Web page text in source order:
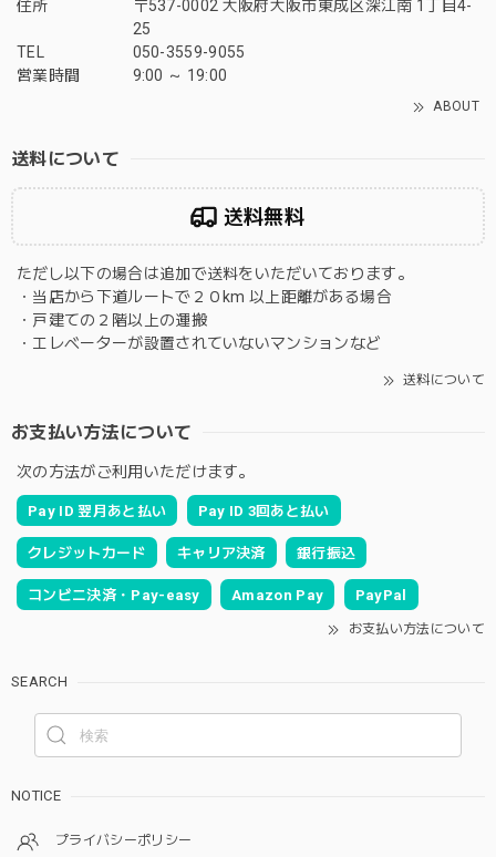
住所
〒537-0002 大阪府大阪市東成区深江南 1丁目4-
25
TEL
050-3559-9055
営業時間
9:00 ～ 19:00
ABOUT
送料について
送料無料
ただし以下の場合は追加で送料をいただいております。
・当店から下道ルートで２０km 以上距離がある場合
・戸建ての２階以上の運搬
・エレベーターが設置されていないマンションなど
送料について
お支払い方法について
次の方法がご利用いただけます。
Pay ID 翌月あと払い Pay ID 3回あと払い
クレジットカード キャリア決済 銀行振込
コンビニ決済・Pay-easy Amazon Pay PayPal
お支払い方法について
SEARCH
NOTICE
プライバシーポリシー